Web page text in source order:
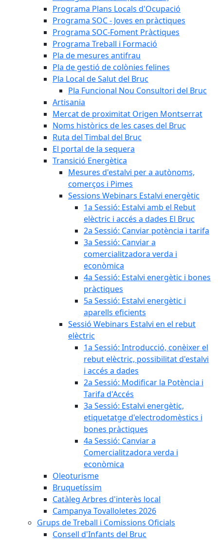
Programa Plans Locals d'Ocupació
Programa SOC - Joves en pràctiques
Programa SOC-Foment Pràctiques
Programa Treball i Formació
Pla de mesures antifrau
Pla de gestió de colònies felines
Pla Local de Salut del Bruc
Pla Funcional Nou Consultori del Bruc
Artisania
Mercat de proximitat Origen Montserrat
Noms històrics de les cases del Bruc
Ruta del Timbal del Bruc
El portal de la sequera
Transició Energètica
Mesures d'estalvi per a autònoms,
comerços i Pimes
Sessions Webinars Estalvi energètic
1a Sessió: Estalvi amb el Rebut
elèctric i accés a dades El Bruc
2a Sessió: Canviar potència i tarifa
3a Sessió: Canviar a
comercialitzadora verda i
econòmica
4a Sessió: Estalvi energètic i bones
pràctiques
5a Sessió: Estalvi energètic i
aparells eficients
Sessió Webinars Estalvi en el rebut
elèctric
1a Sessió: Introducció, conèixer el
rebut elèctric, possibilitat d'estalvi
i accés a dades
2a Sessió: Modificar la Potència i
Tarifa d'Accés
3a Sessió: Estalvi energètic,
etiquetatge d'electrodomèstics i
bones pràctiques
4a Sessió: Canviar a
Comercialitzadora verda i
econòmica
Oleoturisme
Bruquetíssim
Catàleg Arbres d'interès local
Campanya Tovalloletes 2026
Grups de Treball i Comissions Oficials
Consell d'Infants del Bruc